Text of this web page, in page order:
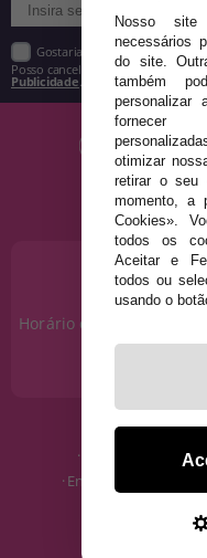
Gostaria de receber
Posso cancelar a inscrição a
Publicidade.
Horário de segunda a
· Quem somos
· Como comprar
· Envios e Devoluções
Nosso
necessários
do site.
também
personalizar
fornecer
otimizar
retirar o seu
momento, a
Cookies».
todos os
Aceitar e
todos ou
usando o